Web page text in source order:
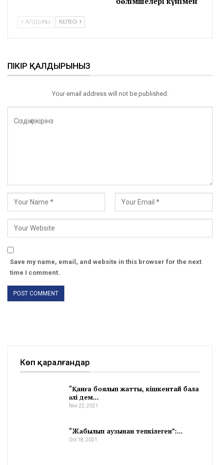
АЛДЫҢҒЫ КЕЛЕСІ
ПІКІР ҚАЛДЫРЫНЫЗ
Your email address will not be published.
Save my name, email, and website in this browser for the next
time I comment.
Көп қаралғандар
“Қанға боялып жатты, кішкентай бала
әлі дем…
Nov 22, 2021
“Жабылып аузынан тепкілеген”:…
Oct 18, 2021